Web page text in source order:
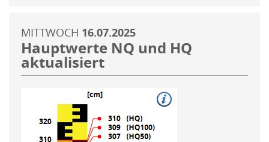
MITTWOCH 16.07.2025
Hauptwerte NQ und HQ
aktualisiert